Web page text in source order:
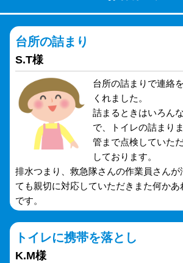
台所の詰まり
S.T様
台所の詰まりで連絡
くれました。
詰まるときはいろん
で、トイレの詰まり
管まで点検していた
しております。
排水つまり、救急隊さんの作業員さんが
ても親切に対応していただきまた何かあ
です。
トイレに携帯を落とし
K.M様